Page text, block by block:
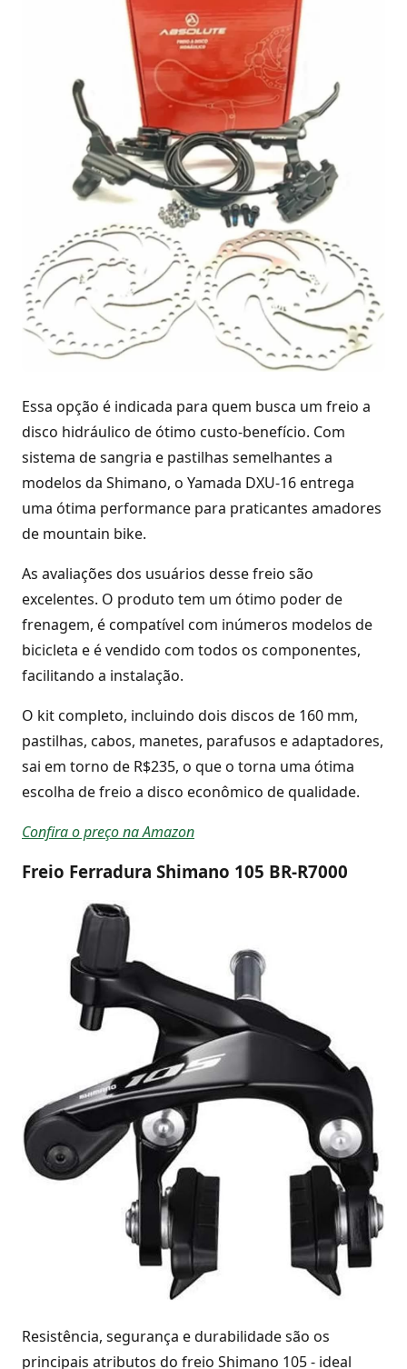
Essa opção é indicada para quem busca um freio a
disco hidráulico de ótimo custo-benefício. Com
sistema de sangria e pastilhas semelhantes a
modelos da Shimano, o Yamada DXU-16 entrega
uma ótima performance para praticantes amadores
de mountain bike.
As avaliações dos usuários desse freio são
excelentes. O produto tem um ótimo poder de
frenagem, é compatível com inúmeros modelos de
bicicleta e é vendido com todos os componentes,
facilitando a instalação.
O kit completo, incluindo dois discos de 160 mm,
pastilhas, cabos, manetes, parafusos e adaptadores,
sai em torno de R$235, o que o torna uma ótima
escolha de freio a disco econômico de qualidade.
Confira o preço na Amazon
Freio Ferradura Shimano 105 BR-R7000
Resistência, segurança e durabilidade são os
principais atributos do freio Shimano 105 - ideal